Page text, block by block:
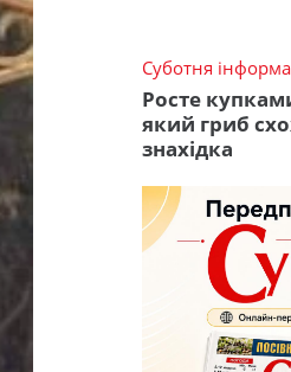
Суботня
Росте
який гриб
знахідка